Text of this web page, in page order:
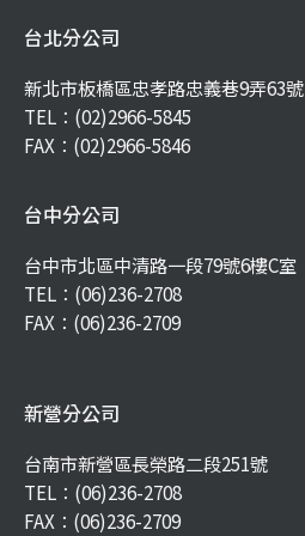
台北分公司
新北市板橋區忠孝路忠義巷9弄63號
TEL： (02)2966-5845
FAX：(02)2966-5846
台中分公司
台中市北區中清路一段79號6樓C室
TEL： (06)236-2708
FAX：(06)236-2709
新營分公司
台南市新營區長榮路二段251號
TEL： (06)236-2708
FAX：(06)236-2709